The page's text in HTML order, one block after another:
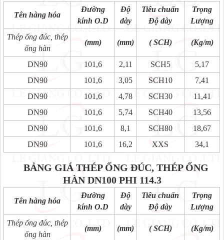
Tên hàng hóa
Đường
kính O.D
Độ
dày
Tiêu chuẩn
Độ dày
Trọng
Lượng
Thép ống đúc, thép
ống hàn
(mm) (mm) ( SCH) (Kg/m)
DN90 101,6 2,11 SCH5
5,17
DN90
101,6 3,05 SCH10
7,41
DN90
101,6 4,78 SCH30
11,41
DN90
101,6 5,74 SCH40
13,56
DN90
101,6 8,1 SCH80
18,67
DN90
101,6 16,2 XXS 34,1
BẢNG GIÁ THÉP ỐNG ĐÚC, THÉP ỐNG
HÀNDN100 PHI 114.3
Tên hàng hóa
Đường
kính O.D
Độ
dày
Tiêu chuẩn
Độ dày
Trọng
Lượng
Thép ống đúc, thép
ống hàn
(mm) (mm) ( SCH) (Kg/m)